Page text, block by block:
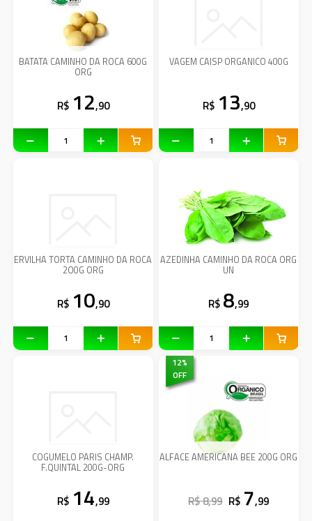
BATATA CAMINHO DA ROCA 600G
ORG
R$ 12,90
VAGEM CAISP ORGANICO 400G
R$ 13,90
ERVILHA TORTA CAMINHO DA ROCA
2O0G ORG
R$ 10,90
AZEDINHA CAMINHO DA ROCA ORG
UN
R$ 8,99
COGUMELO PARIS CHAMP.
F.QUINTAL 200G-ORG
R$ 14,99
12%
OFF
ALFACE AMERICANA BEE 200G ORG
R$ 8,99 R$ 7,99